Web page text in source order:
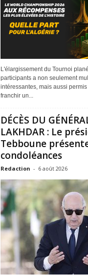
L'élargissement du Tournoi
participants a non seulement
intéressantes, mais aussi
franchir un...
DÉCÈS DU
LAKHDAR : Le
Tebboune
condoléances
Redaction - 6 août 2026